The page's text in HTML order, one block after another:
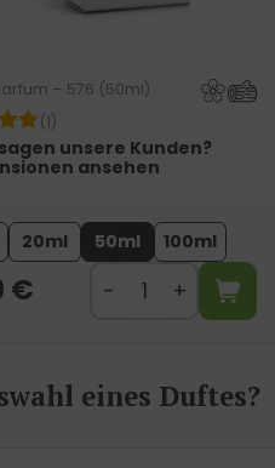
– 576 (50ml)
(1)
unsere Kunden?
ansehen
20ml 50ml 100ml
€
eines Duftes?